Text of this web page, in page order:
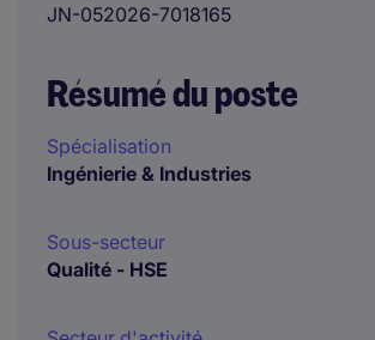
JN-052026-7018165
Résumé du poste
Spécialisation
Ingénierie & Industries
Sous-secteur
Qualité - HSE